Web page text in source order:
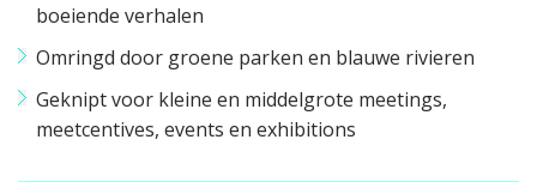
boeiende verhalen
Omringd door groene parken en blauwe rivieren
Geknipt voor kleine en middelgrote meetings,
meetcentives, events en exhibitions